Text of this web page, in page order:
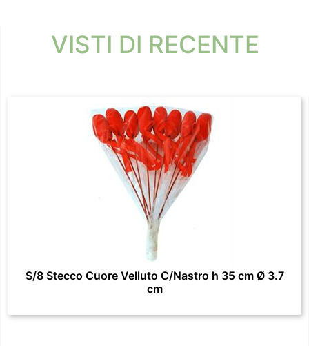
VISTI DI RECENTE
S/8 Stecco Cuore Velluto C/Nastro h 35 cm Ø 3.7
cm